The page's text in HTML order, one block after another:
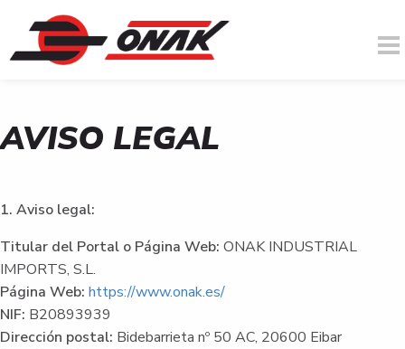
Pasar al contenido principal
Usted está aquí
AVISO LEGAL
1. Aviso legal:
Titular del Portal o Página Web: ONAK INDUSTRIAL
IMPORTS, S.L.
Página Web: https://www.onak.es/
NIF: B20893939
Dirección postal: Bidebarrieta nº 50 AC, 20600 Eibar